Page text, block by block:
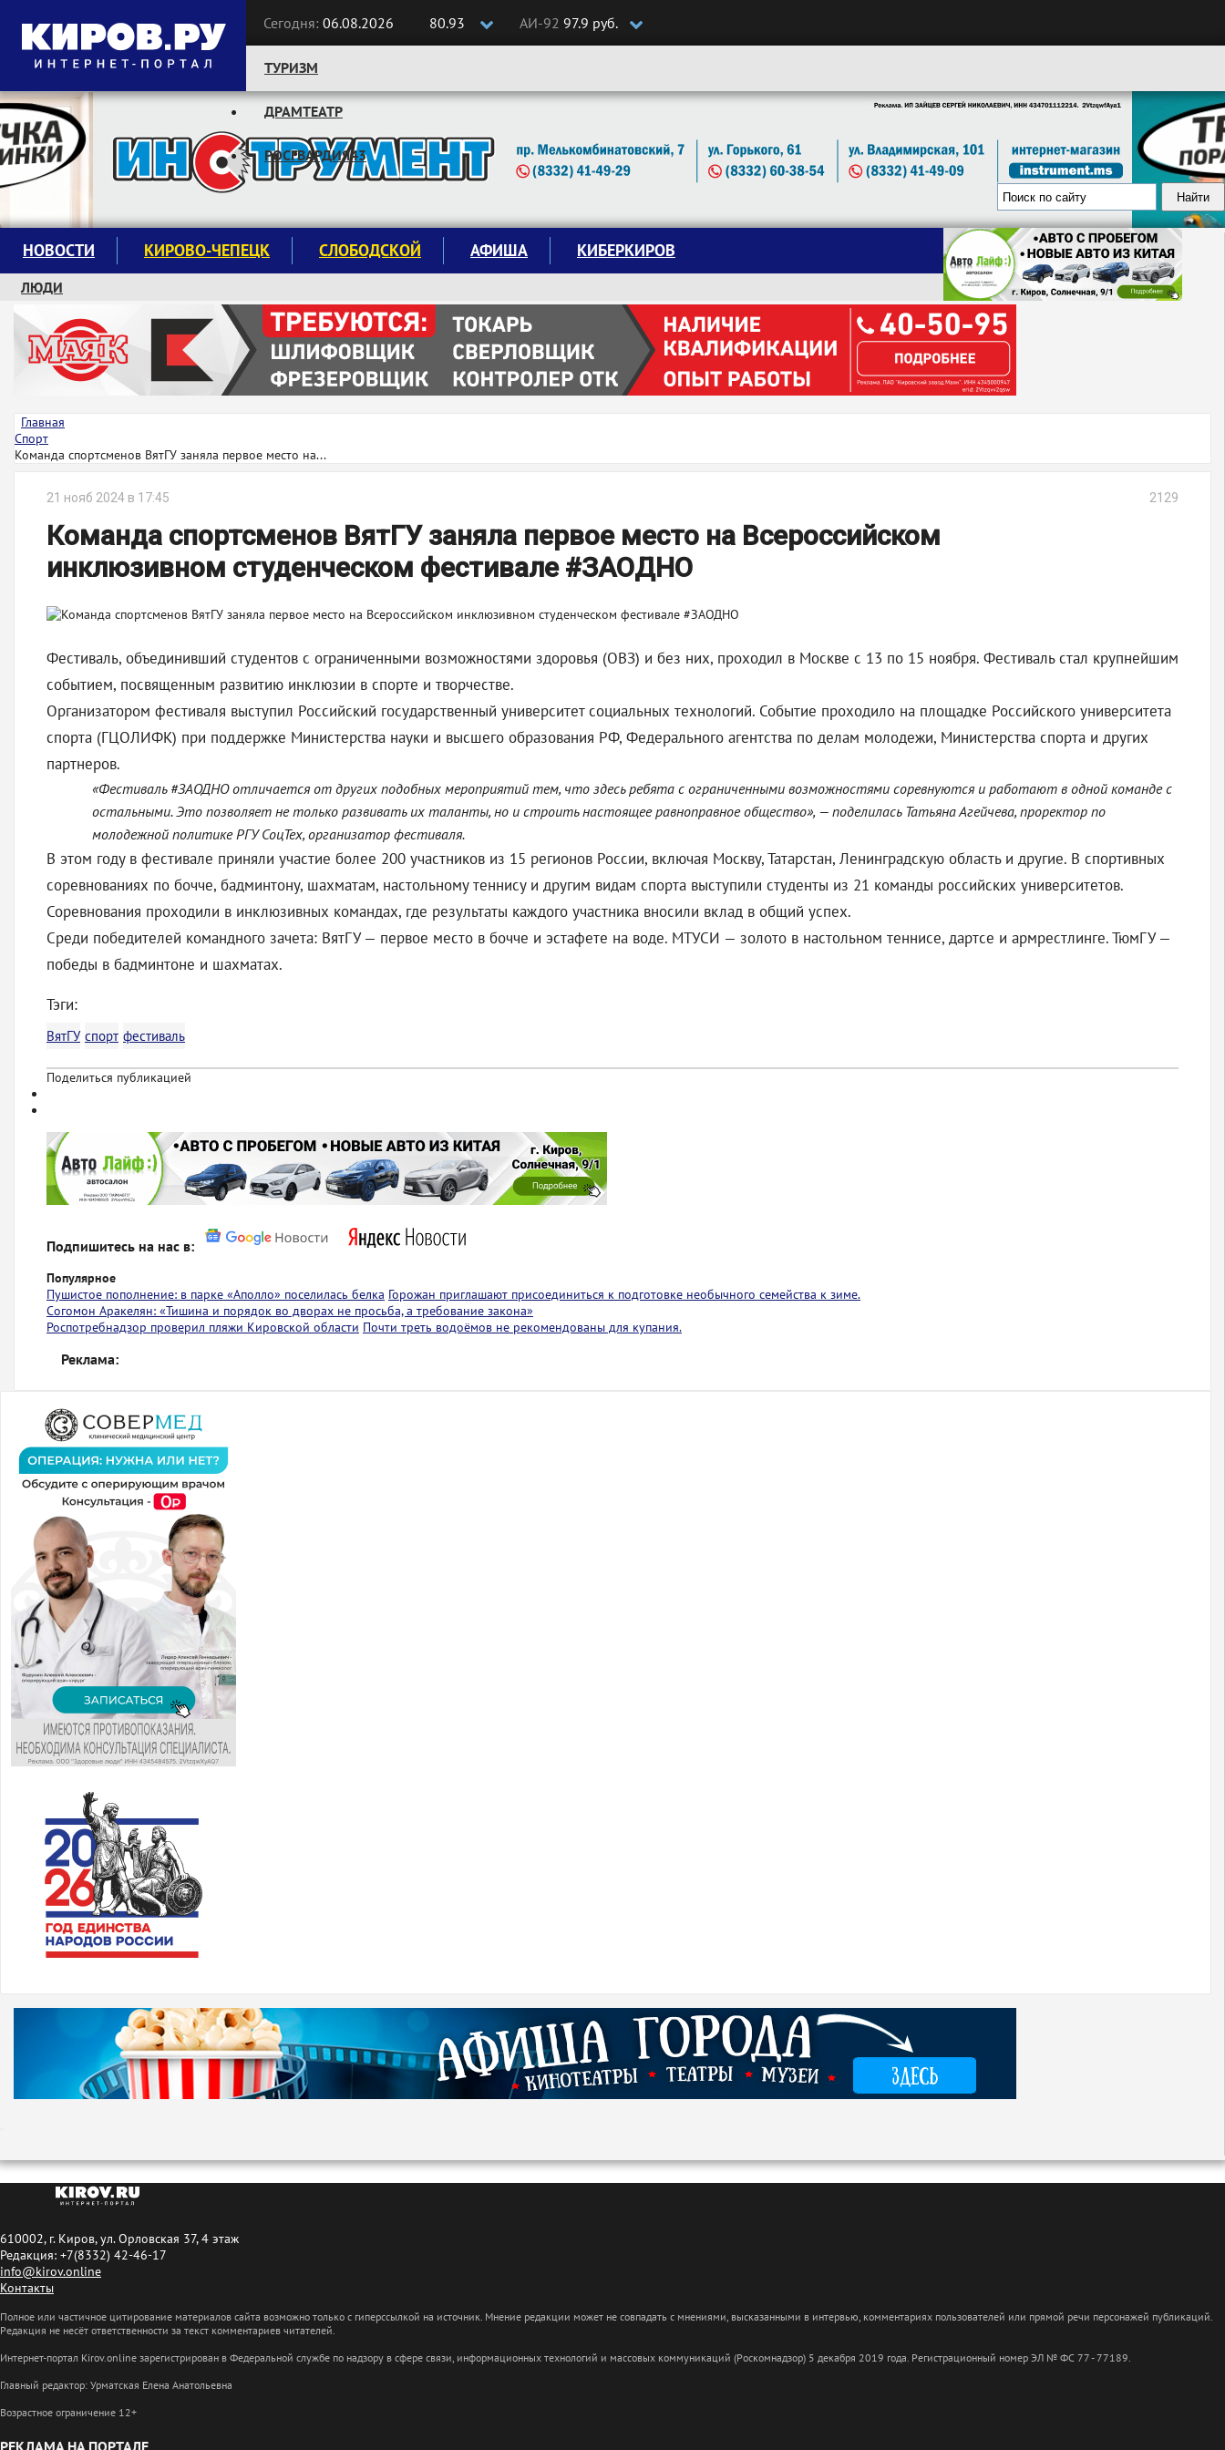
Сегодня: 06.08.2026 80.93 АИ-92 97.9 руб.
Следите за новостями:
ТУРИЗМ
ДРАМТЕАТР
РОСГВАРДИЯ43
НОВОСТИ КИРОВО-ЧЕПЕЦК СЛОБОДСКОЙ АФИША КИБЕРКИРОВ
ЛЮДИ
КРУЖКИ И СЕКЦИИ
ЗАВОДУ "МАЯК" 85 ЛЕТ
ЭКОЛОГИЯ
Главная
Спорт
Команда спортсменов ВятГУ заняла первое место на...
21 нояб 2024 в 17:45 2129
Команда спортсменов ВятГУ заняла первое место на Всероссийском
инклюзивном студенческом фестивале #ЗАОДНО
Фестиваль, объединивший студентов с ограниченными возможностями здоровья (ОВЗ) и без них, проходил в Москве с 13 по 15 ноября. Фестиваль стал крупнейшим
событием, посвященным развитию инклюзии в спорте и творчестве.
Организатором фестиваля выступил Российский государственный университет социальных технологий. Событие проходило на площадке Российского университета
спорта (ГЦОЛИФК) при поддержке Министерства науки и высшего образования РФ, Федерального агентства по делам молодежи, Министерства спорта и других
партнеров.
«Фестиваль #ЗАОДНО отличается от других подобных мероприятий тем, что здесь ребята с ограниченными возможностями соревнуются и работают в одной команде с
остальными. Это позволяет не только развивать их таланты, но и строить настоящее равноправное общество», — поделилась Татьяна Агейчева, проректор по
молодежной политике РГУ СоцТех, организатор фестиваля.
В этом году в фестивале приняли участие более 200 участников из 15 регионов России, включая Москву, Татарстан, Ленинградскую область и другие. В спортивных
соревнованиях по бочче, бадминтону, шахматам, настольному теннису и другим видам спорта выступили студенты из 21 команды российских университетов.
Соревнования проходили в инклюзивных командах, где результаты каждого участника вносили вклад в общий успех.
Среди победителей командного зачета: ВятГУ — первое место в бочче и эстафете на воде. МТУСИ — золото в настольном теннисе, дартсе и армрестлинге. ТюмГУ —
победы в бадминтоне и шахматах.
Тэги:
ВятГУ спорт фестиваль
Поделиться публикацией
Подпишитесь на нас в:
Популярное
Пушистое пополнение: в парке «Аполло» поселилась белка Горожан приглашают присоединиться к подготовке необычного семейства к зиме.
Согомон Аракелян: «Тишина и порядок во дворах не просьба, а требование закона»
Роспотребнадзор проверил пляжи Кировской области Почти треть водоёмов не рекомендованы для купания.
Реклама:
610002, г. Киров, ул. Орловская 37, 4 этаж
Редакция: +7(8332) 42-46-17
info@kirov.online
Контакты
Полное или частичное цитирование материалов сайта возможно только с гиперссылкой на источник. Мнение редакции может не совпадать с мнениями, высказанными в интервью, комментариях пользователей или прямой речи персонажей публикаций.
Редакция не несёт ответственности за текст комментариев читателей.
Интернет-портал Kirov.online зарегистрирован в Федеральной службе по надзору в сфере связи, информационных технологий и массовых коммуникаций (Роскомнадзор) 5 декабря 2019 года. Регистрационный номер ЭЛ № ФС 77 - 77189.
Главный редактор: Урматская Елена Анатольевна
Возрастное ограничение 12+
РЕКЛАМА НА ПОРТАЛЕ